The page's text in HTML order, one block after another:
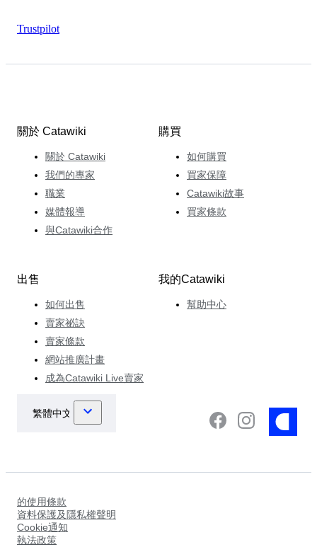
Trustpilot
關於 Catawiki
關於 Catawiki
我們的專家
職業
媒體報導
與Catawiki合作
購買
如何購買
買家保障
Catawiki故事
買家條款
出售
如何出售
賣家祕訣
賣家條款
網站推廣計畫
成為Catawiki Live賣家
我的Catawiki
幫助中心
的使用條款
資料保護及隱私權聲明
Cookie通知
執法政策